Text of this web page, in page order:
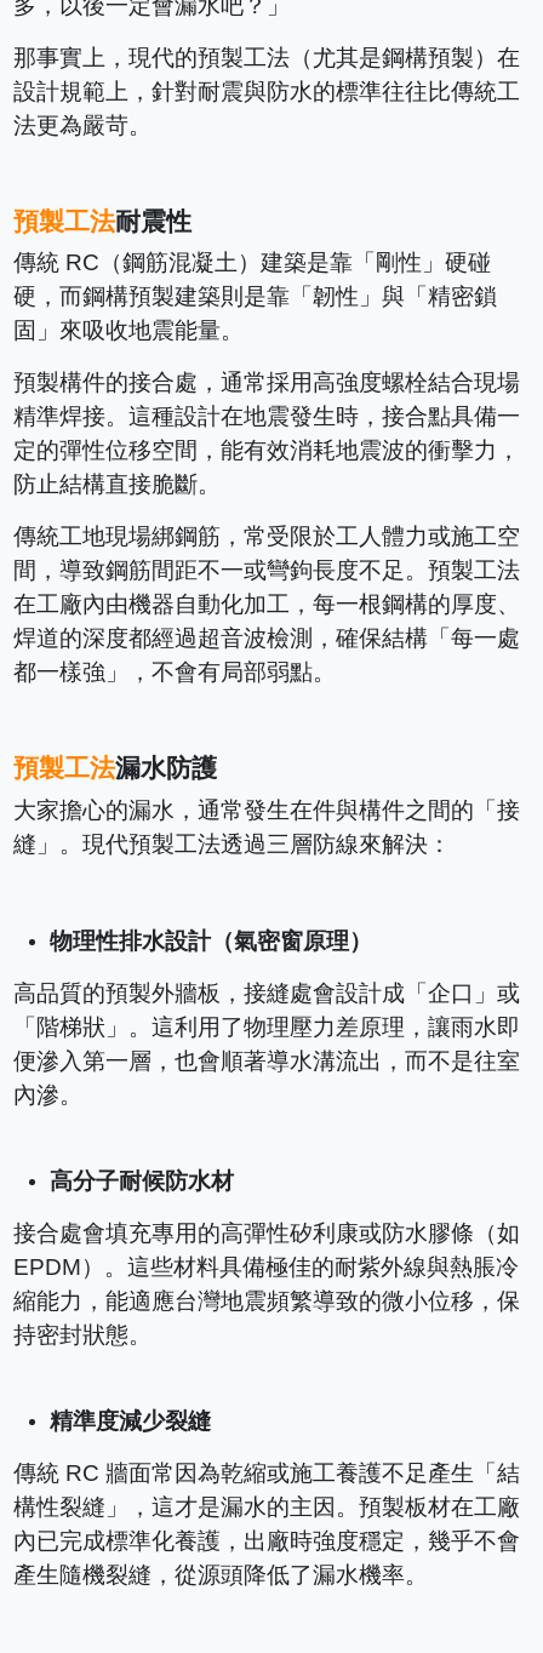
那事實上，現代的預製工法（尤其是鋼構預製）在
設計規範上，針對耐震與防水的標準往往比傳統工
法更為嚴苛。
預製工法耐震性
傳統 RC（鋼筋混凝土）建築是靠「剛性」硬碰
硬，而鋼構預製建築則是靠「韌性」與「精密鎖
固」來吸收地震能量。
預製構件的接合處，通常採用高強度螺栓結合現場
精準焊接。這種設計在地震發生時，接合點具備一
定的彈性位移空間，能有效消耗地震波的衝擊力，
防止結構直接脆斷。
傳統工地現場綁鋼筋，常受限於工人體力或施工空
間，導致鋼筋間距不一或彎鉤長度不足。預製工法
在工廠內由機器自動化加工，每一根鋼構的厚度、
焊道的深度都經過超音波檢測，確保結構「每一處
都一樣強」，不會有局部弱點。
預製工法漏水防護
大家擔心的漏水，通常發生在件與構件之間的「接
縫」。現代預製工法透過三層防線來解決：
物理性排水設計（氣密窗原理）
高品質的預製外牆板，接縫處會設計成「企口」或
「階梯狀」。這利用了物理壓力差原理，讓雨水即
便滲入第一層，也會順著導水溝流出，而不是往室
內滲。
高分子耐候防水材
接合處會填充專用的高彈性矽利康或防水膠條（如
EPDM）。這些材料具備極佳的耐紫外線與熱脹冷
縮能力，能適應台灣地震頻繁導致的微小位移，保
持密封狀態。
精準度減少裂縫
傳統 RC 牆面常因為乾縮或施工養護不足產生「結
構性裂縫」，這才是漏水的主因。預製板材在工廠
內已完成標準化養護，出廠時強度穩定，幾乎不會
產生隨機裂縫，從源頭降低了漏水機率。